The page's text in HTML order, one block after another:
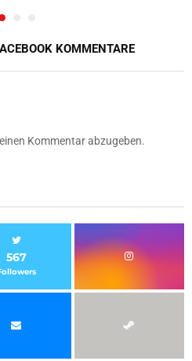
KOMMENTARE
Kommentar abzugeben.
567